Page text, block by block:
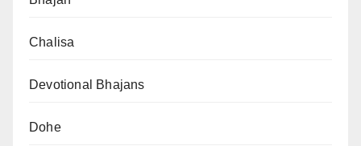
Chalisa
Devotional Bhajans
Dohe